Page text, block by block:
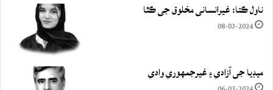
ناول ڪتا: غيرانساني مخلوق جي ڪٿا
08-03-2024
ميڊيا جي آزادي ۽ غيرجمھوري وادي